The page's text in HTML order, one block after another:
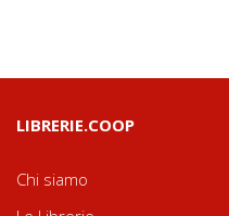
LIBRERIE.COOP
Chi siamo